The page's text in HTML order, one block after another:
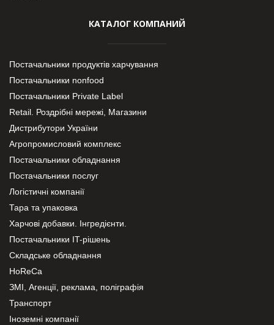
КАТАЛОГ КОМПАНИЙ
Постачальники продуктів харчування
Постачальники nonfood
Постачальники Private Label
Retail. Роздрібні мережі, Магазини
Дистрибутори України
Агропромисловий комплекс
Постачальники обладнання
Постачальники послуг
Логістичні компанії
Тара та упаковка
Харчові добавки. Інгредієнти.
Постачальники IT-рішень
Складське обладнання
HoReCa
ЗМІ, Агенції, реклама, поліграфія
Транспорт
Іноземні компанії